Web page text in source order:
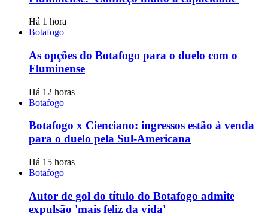
Há 1 hora
Botafogo
As opções do Botafogo para o duelo com o
Fluminense
Há 12 horas
Botafogo
Botafogo x Cienciano: ingressos estão à venda
para o duelo pela Sul-Americana
Há 15 horas
Botafogo
Autor de gol do título do Botafogo admite
expulsão 'mais feliz da vida'